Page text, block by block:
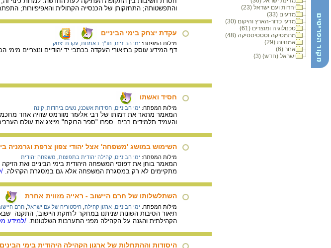
יהדות ועם ישראל (23)
מדעים (33)
מדעי כדור-הארץ והיקום (30)
טכנולוגיה ומוצרים (61)
מתמטיקה וסטטיסטיקה (48)
אמנויות (29)
אחר (6)
ישראל (חדש) (3)
והתפשטותה; התחזקותן של הכנסייה הקתולית והאפיפיורות;
עקדת יצחק בימי הביניים
מילות המפתח: ימי הביניים תנ"ך באמנות עקדת יצחק
דף המידע עוסק בתיאורי העקדה בכתבי יד יהודיים ונוצריים מימי
חסיד ואשתו
מילות המפתח: ימי הביניים חסידות אשכנז נשים ביהדות קינה
המאמר מתאר את דמותו של רבי אלעזר מוורמס שהיה אחד מחכמי
והעמיד תלמידים רבים. ספרו "ספר הרוקח" מייצג את עולם
השימוש במושג 'משפחה' אצל יהודי צפון צרפת וגרמניה
מילות המפתח: ימי הביניים קהילה יהודית בתפוצות משפחה יהודית
המאמר בוחן את דפוסי המשפחה היהודית בימי הביניים ואת
מתקיימים לא רק במסגרת המשפחה אלא גם במסגרת הקהילה. /
השתלשלותו של חרם היישוב - ראייה מזווית אחרת
מילות המפתח: ימי הביניים ארגון קהילה היסטוריה של עם ישראל חרם
תיאור הסיבות השונות שניתנו במחקר ל'חזקת היישוב', התקנה
הקהילתית והגנה על הקהילה מפני התערבות השלטונות. /למידע
היסודות וההתחלות של ארגון הקהילה היהודית בימי